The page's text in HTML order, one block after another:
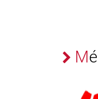
Mé